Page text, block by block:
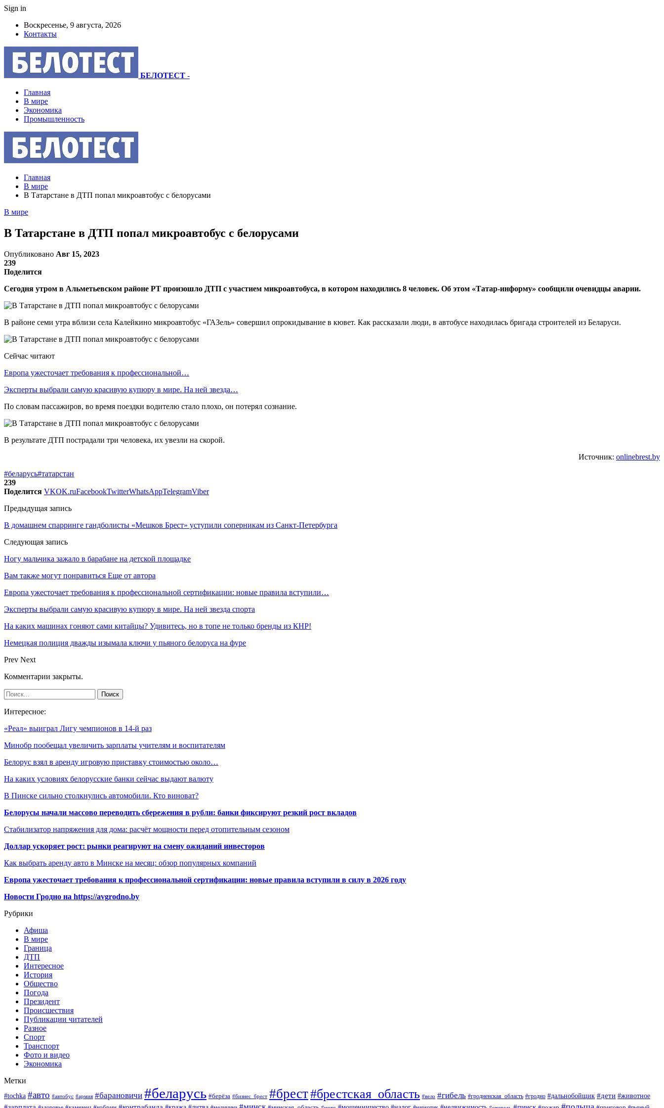
Sign in
Воскресенье, 9 августа, 2026
Контакты
БЕЛОТЕСТ -
Главная
В мире
Экономика
Промышленность
Главная
В мире
В Татарстане в ДТП попал микроавтобус с белорусами
В мире
В Татарстане в ДТП попал микроавтобус с белорусами
Опубликовано Авг 15, 2023
239
Поделится
Сегодня утром в Альметьевском районе РТ произошло ДТП с участием микроавтобуса, в котором находились 8 человек. Об этом «Татар-информу» сообщили очевидцы аварии.
В районе семи утра вблизи села Калейкино микроавтобус «ГАЗель» совершил опрокидывание в кювет. Как рассказали люди, в автобусе находилась бригада строителей из Беларуси.
Сейчас читают
Европа ужесточает требования к профессиональной…
Эксперты выбрали самую красивую купюру в мире. На ней звезда…
По словам пассажиров, во время поездки водителю стало плохо, он потерял сознание.
В результате ДТП пострадали три человека, их увезли на скорой.
Источник: onlinebrest.by
#беларусь#татарстан
239
Поделится VKOK.ruFacebookTwitterWhatsAppTelegramViber
Предыдущая запись
В домашнем спарринге гандболисты «Мешков Брест» уступили соперникам из Санкт-Петербурга
Следующая запись
Ногу мальчика зажало в барабане на детской площадке
Вам также могут понравиться Еще от автора
Европа ужесточает требования к профессиональной сертификации: новые правила вступили…
Эксперты выбрали самую красивую купюру в мире. На ней звезда спорта
На каких машинах гоняют сами китайцы? Удивитесь, но в топе не только бренды из КНР!
Немецкая полиция дважды изымала ключи у пьяного белоруса на фуре
Prev Next
Комментарии закрыты.
Интересное:
«Реал» выиграл Лигу чемпионов в 14-й раз
Минобр пообещал увеличить зарплаты учителям и воспитателям
Белорус взял в аренду игровую приставку стоимостью около…
На каких условиях белорусские банки сейчас выдают валюту
В Пинске сильно столкнулись автомобили. Кто виноват?
Белорусы начали массово переводить сбережения в рубли: банки фиксируют резкий рост вкладов
Стабилизатор напряжения для дома: расчёт мощности перед отопительным сезоном
Доллар ускоряет рост: рынки реагируют на смену ожиданий инвесторов
Как выбрать аренду авто в Минске на месяц: обзор популярных компаний
Европа ужесточает требования к профессиональной сертификации: новые правила вступили в силу в 2026 году
Новости Гродно на https://avgrodno.by
Рубрики
Афиша
В мире
Граница
ДТП
Интересное
История
Общество
Погода
Президент
Происшествия
Публикации читателей
Разное
Спорт
Транспорт
Фото и видео
Экономика
Метки
#tochka #авто #автобус #армия #барановичи #беларусь #берёза #бизнес_брест #брест#брестская_область #вело #гибель #гродненская_область #гродно #дальнобойщик #дети #животное